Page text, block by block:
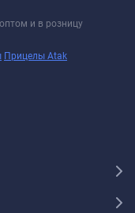
и в розницу
Прицелы Atak